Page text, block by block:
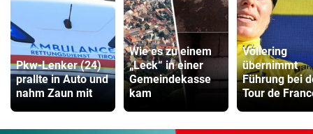
Pkw-Lenker (24)
prallte in Auto und
nahm Zaun mit
Wie es zu einem
„Leck“ in einer
Gemeindekasse
kam
Vollering
übernimmt
Führung bei
Tour de